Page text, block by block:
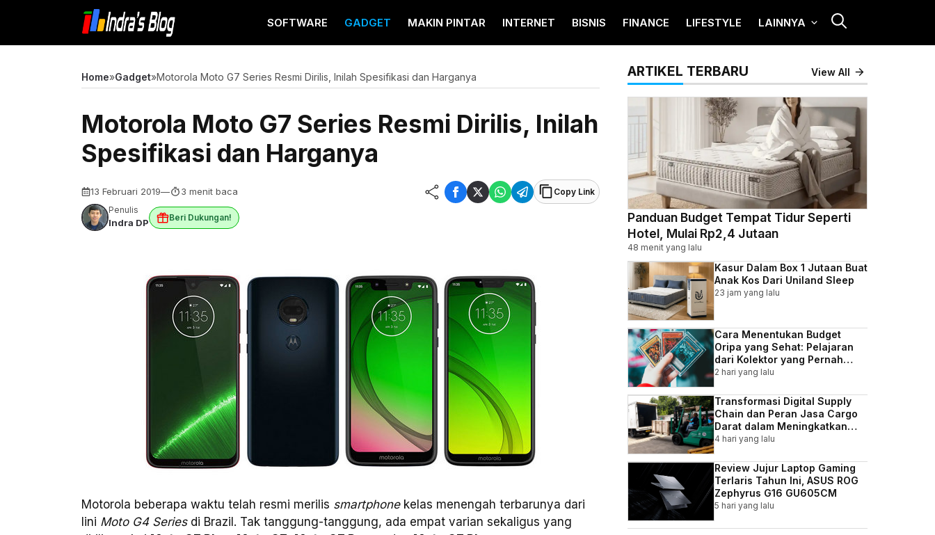
isi
SOFTWARE GADGET MAKIN PINTAR INTERNET BISNIS FINANCE LIFESTYLE LAINNYA
Home»Gadget»Motorola Moto G7 Series Resmi Dirilis, Inilah Spesifikasi dan Harganya
Motorola Moto G7 Series Resmi Dirilis, Inilah
Spesifikasi dan Harganya
13 Februari 2019— 3 menit baca
Copy Link
Penulis
Indra DP Beri Dukungan!
Motorola beberapa waktu telah resmi merilis smartphone kelas menengah terbarunya dari
lini Moto G4 Seriesdi Brazil. Tak tanggung-tanggung, ada empat varian sekaligus yang
ARTIKEL TERBARU View All
Panduan Budget Tempat Tidur Seperti
Hotel, Mulai Rp2,4 Jutaan
48 menit yang lalu
Kasur Dalam Box 1 Jutaan Buat
Anak Kos Dari Uniland Sleep
23 jam yang lalu
Cara Menentukan Budget
Oripa yang Sehat: Pelajaran
dari Kolektor yang Pernah
Kebablasan
2 hari yang lalu
Transformasi Digital Supply
Chain dan Peran Jasa Cargo
Darat dalam Meningkatkan
Efisiensi Bisnis Indonesia
4 hari yang lalu
Review Jujur Laptop Gaming
Terlaris Tahun Ini, ASUS ROG
Zephyrus G16 GU605CM
5 hari yang lalu